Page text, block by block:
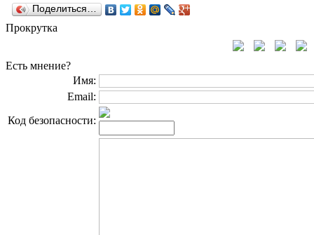
Поделиться…
Прокрутка
Есть мнение?
Имя:
Email:
Код безопасности: